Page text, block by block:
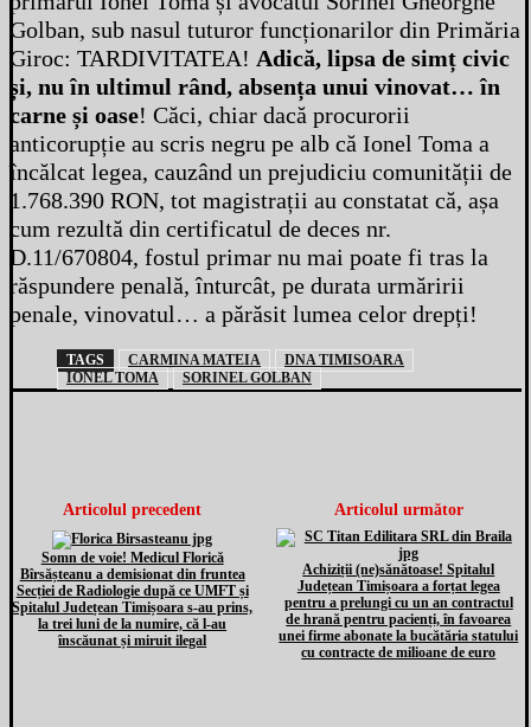
Golban, sub nasul tuturor funcționarilor din Primăria
Giroc: TARDIVITATEA! Adică, lipsa de simț civic
și, nu în ultimul rând, absența unui vinovat… în
carne și oase! Căci, chiar dacă procurorii
anticorupție au scris negru pe alb că Ionel Toma a
încălcat legea, cauzând un prejudiciu comunității de
1.768.390 RON, tot magistrații au constatat că, așa
cum rezultă din certificatul de deces nr.
D.11/670804, fostul primar nu mai poate fi tras la
răspundere penală, înturcât, pe durata urmăririi
penale, vinovatul… a părăsit lumea celor drepți!
TAGS CARMINA MATEIA
DNA TIMISOARA
IONEL TOMA
SORINEL GOLBAN
Articolul precedent
Somn de voie! Medicul Florică
Bîrsășteanu a demisionat din fruntea
Secției de Radiologie după ce UMFT și
Spitalul Județean Timișoara s-au prins,
la trei luni de la numire, că l-au
înscăunat și miruit ilegal
Articolul următor
Achiziții (ne)sănătoase! Spitalul
Județean Timișoara a forțat legea
pentru a prelungi cu un an contractul
de hrană pentru pacienți, în favoarea
unei firme abonate la bucătăria statului
cu contracte de milioane de euro